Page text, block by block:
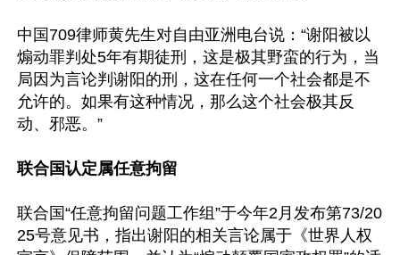
中国709律师黄先生对自由亚洲电台说：“谢阳被以
煽动罪判处5年有期徒刑，这是极其野蛮的行为，当
局因为言论判谢阳的刑，这在任何一个社会都是不
允许的。如果有这种情况，那么这个社会极其反
动、邪恶。”
联合国认定属任意拘留
联合国“任意拘留问题工作组”于今年2月发布第73/20
25号意见书，指出谢阳的相关言论属于《世界人权